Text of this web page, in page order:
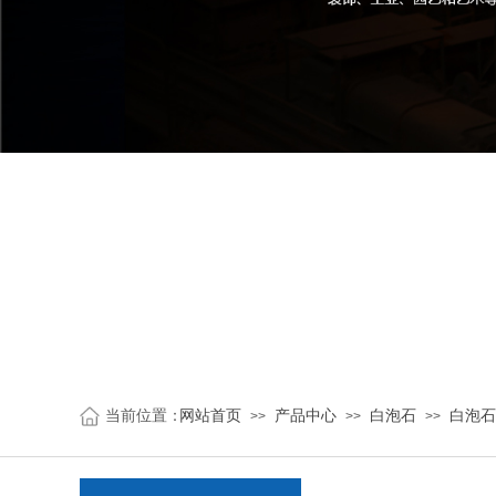
当前位置：网站首页 >> 产品中心 >> 白泡石 >> 白泡石